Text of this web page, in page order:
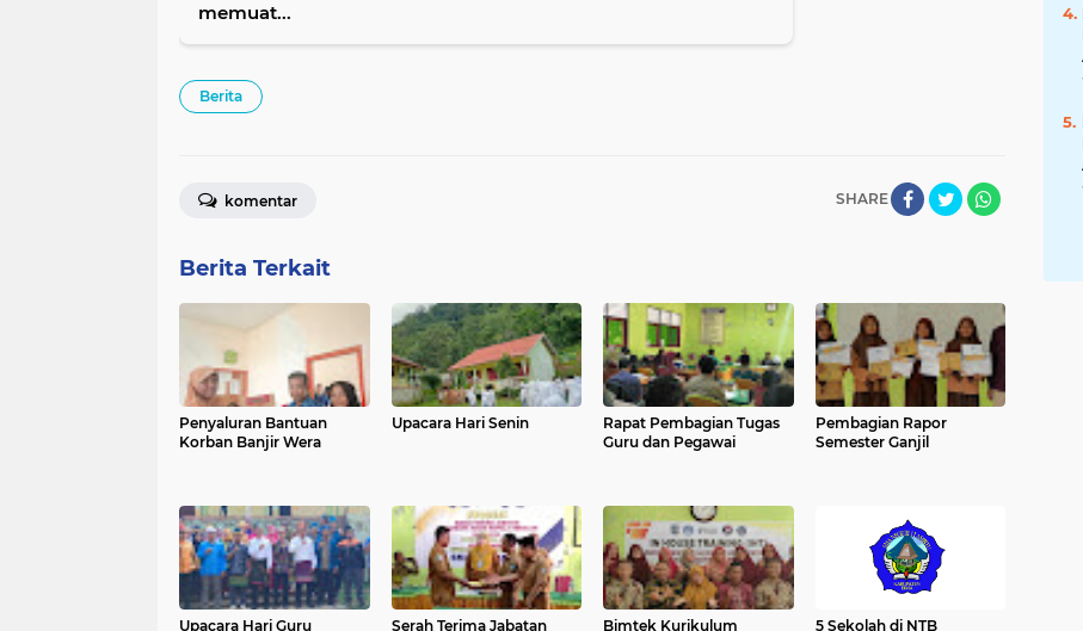
memuat...
Berita
SHARE
komentar
Berita Terkait
Penyaluran Bantuan
Korban Banjir Wera
Upacara Hari Senin
Rapat Pembagian Tugas
Guru dan Pegawai
Pembagian Rapor
Semester Ganjil
Upacara Hari Guru Serah Terima Jabatan Bimtek Kurikulum 5 Sekolah di NTB